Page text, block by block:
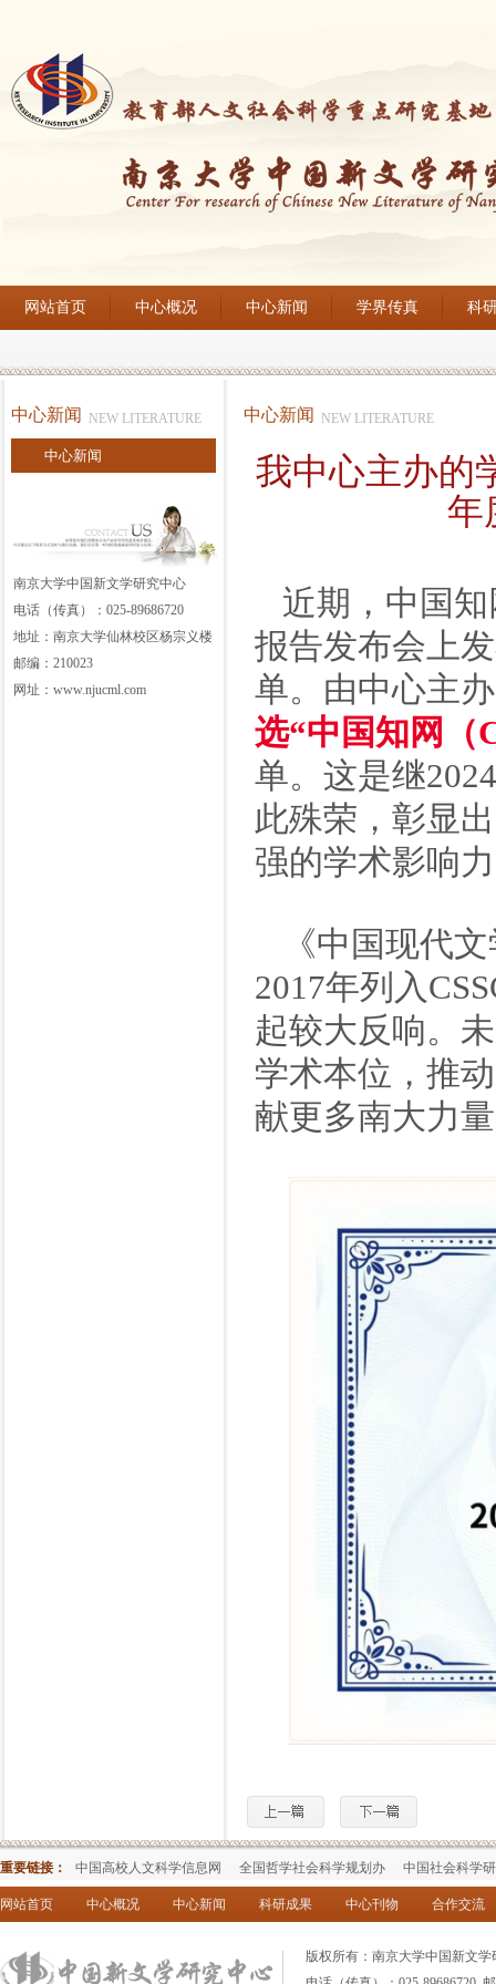
网站首页 中心概况 中心新闻 学界传真 科
中心新闻 NEW LITERATURE
中心新闻
南京大学中国新文学研究中心
电话（传真）：025-89686720
地址：南京大学仙林校区杨宗义楼
邮编：210023
网址：www.njucml.com
中心新闻 NEW LITERATURE
我中心主办的
年
近期，中国
报告发布会上
单。由中心主
选“中国知网（
单。这是继
此殊荣，彰显
强的学术影响
《中国现代
2017年列入
起较大反响。
学术本位，推
献更多南大力
重要链接： 中国高校人文科学信息网 全国哲学社会科学规划办 中国社会科学
网站首页 中心概况 中心新闻 科研成果 中心刊物 合作交流
版权所有：南京大学中国新文